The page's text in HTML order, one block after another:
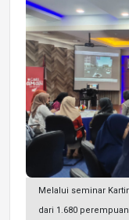
Melalui seminar
dari 1.680